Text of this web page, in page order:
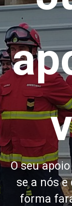
O seu
se a nós
forma